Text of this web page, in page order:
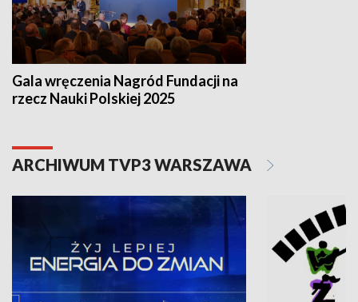
Gala wręczenia Nagród Fundacji na
rzecz Nauki Polskiej 2025
ARCHIWUM TVP3 WARSZAWA